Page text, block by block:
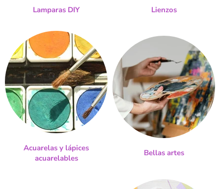
Lamparas DIY Lienzos
Acuarelas y lápices
acuarelables
Bellas artes